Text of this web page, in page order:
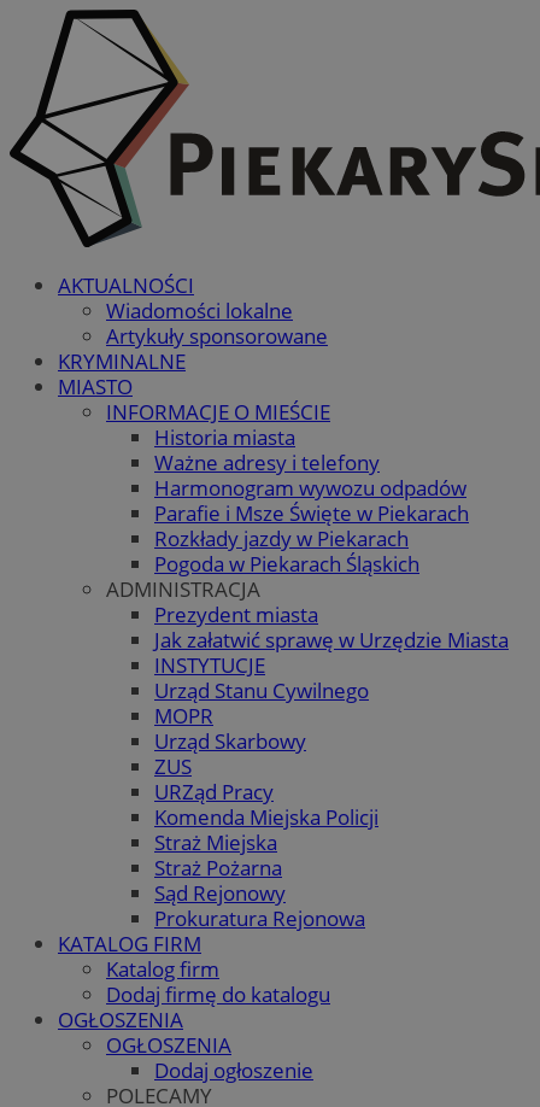
AKTUALNOŚCI
Wiadomości lokalne
Artykuły sponsorowane
KRYMINALNE
MIASTO
INFORMACJE O MIEŚCIE
Historia miasta
Ważne adresy i telefony
Harmonogram wywozu odpadów
Parafie i Msze Święte w Piekarach
Rozkłady jazdy w Piekarach
Pogoda w Piekarach Śląskich
ADMINISTRACJA
Prezydent miasta
Jak załatwić sprawę w Urzędzie Miasta
INSTYTUCJE
Urząd Stanu Cywilnego
MOPR
Urząd Skarbowy
ZUS
URZąd Pracy
Komenda Miejska Policji
Straż Miejska
Straż Pożarna
Sąd Rejonowy
Prokuratura Rejonowa
KATALOG FIRM
Katalog firm
Dodaj firmę do katalogu
OGŁOSZENIA
OGŁOSZENIA
Dodaj ogłoszenie
POLECAMY